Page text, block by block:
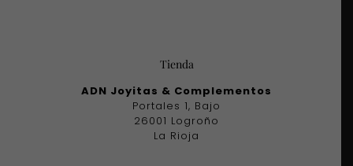
Tienda
ADN Joyitas & Complementos
Portales 1, Bajo
26001 Logroño
La Rioja